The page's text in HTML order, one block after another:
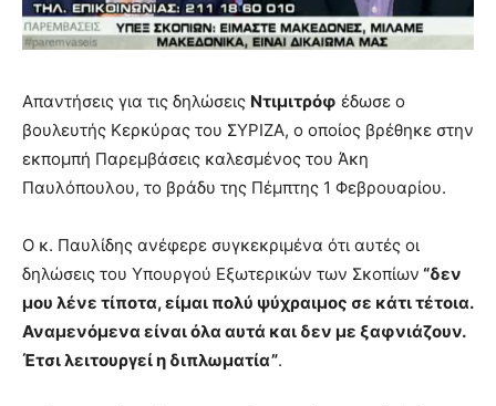
Απαντήσεις για τις δηλώσεις Ντιμιτρόφ έδωσε ο
βουλευτής Κερκύρας του ΣΥΡΙΖΑ, ο οποίος βρέθηκε στην
εκπομπή Παρεμβάσεις καλεσμένος του Άκη
Παυλόπουλου, το βράδυ της Πέμπτης 1 Φεβρουαρίου.
Ο κ. Παυλίδης ανέφερε συγκεκριμένα ότι αυτές οι
δηλώσεις του Υπουργού Εξωτερικών των Σκοπίων “δεν
μου λένε τίποτα, είμαι πολύ ψύχραιμος σε κάτι τέτοια.
Αναμενόμενα είναι όλα αυτά και δεν με ξαφνιάζουν.
Έτσι λειτουργεί η διπλωματία”.